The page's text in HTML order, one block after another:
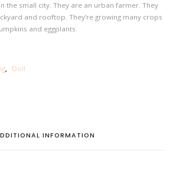
the small city. They are an urban farmer. They
and rooftop. They’re growing many crops
and eggplants.
, Doll
INFORMATION